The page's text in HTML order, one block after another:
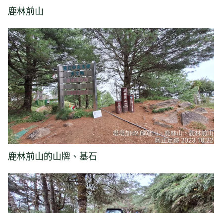
鹿林前山
鹿林前山的山牌、基石